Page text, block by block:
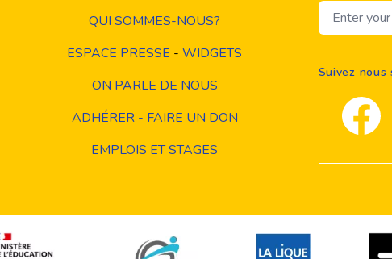
QUI SOMMES-NOUS?
ESPACE PRESSE - WIDGETS
ON PARLE DE NOUS
ADHÉRER - FAIRE UN DON
EMPLOIS ET STAGES
Email address
Suivez nous
Facebook